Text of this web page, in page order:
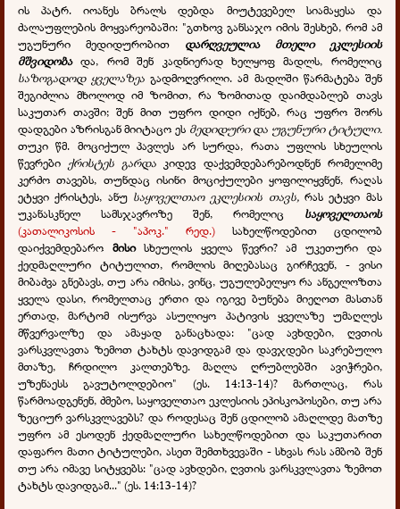
ის პატრ. იოანეს ბრალს დებდა მიუტევებელ სიამაყესა და
ძალაუფლების მოყვარეობაში: "გთხოვ განსაჯო იმის შესხებ, რომ ამ
უგუნური მედიდურობით დარღვეულია მთელი ეკლესიის
მშვიდობა და, რომ შენ კადნიერად ხელყოფ მადლს, რომელიც
საზოგადოდ ყველაზეაგადმოღვრილი. ამ მადლში წარმატება შენ
შეგიძლია მხოლოდ იმ ზომით, რა ზომითად დაიმდაბლებ თავს
საკუთარ თავში; შენ მით უფრო დიდი იქნებ, რაც უფრო შორს
დადგები აზრისგან მიიტაცო ეს მედიდური და უგუნური ტიტული.
თუკი წმ. მოციქულ პავლეს არ სურდა, რათა უფლის სხეულის
წევრები ქრისტეს გარდა კიდევ დაქვემდებარებოდნენ რომელიმე
კერძო თავებს, თუნდაც ისინი მოციქულები ყოფილიყვნენ, რაღას
ეტყვი ქრისტეს, ანუ საყოველთაო ეკლესიის თავს,რას ეტყვი მას
უკანასკნელ სამსჯავროზე შენ, რომელიც საყოველთაოს
(კათალიკოსის - "აპოკ." რედ.) სახელწოდებით ცდილობ
დაიქვემდებარო მისისხეულის ყველა წევრი? ამ უკეთური და
ქედმაღლური ტიტულით, რომლის მიღებასაც გირჩევენ, - ვისი
მიბაძვა გნებავს, თუ არა იმისა, ვინც, უგულებელყო რა ანგელოზთა
ყველა დასი, რომელთაც ერთი და იგივე ბუნება მიეღოთ მასთან
ერთად, მარტომ ისურვა ასულიყო პატივის ყველაზე უმაღლეს
მწვერვალზე და ამაყად განაცხადა: "ცად ავხდები, ღვთის
ვარსკვლავთა ზემოთ ტახტს დავიდგამ და დავჯდები საკრებულო
მთაზე, ჩრდილო კალთებზე. მაღლა ღრუბლებში ავიჭრები,
უზენაესს გავუტოლდებიო" (ეს. 14:13-14)? მართლაც, რას
წარმოადგენენ, ძმებო, საყოველთაო ეკლესიის ეპისკოპოსები, თუ არა
ზეციურ ვარსკვლავებს? და როდესაც შენ ცდილობ ამაღლდე მათზე
უფრო ამ ესოდენ ქედმაღლური სახელწოდებით და საკუთარით
დაფარო მათი ტიტულები, ასეთ შემთხვევაში - სხვას რას ამბობ შენ
თუ არა იმავე სიტყვებს: "ცად ავხდები, ღვთის ვარსკვლავთა ზემოთ
ტახტს დავიდგამ..." (ეს. 14:13-14)?